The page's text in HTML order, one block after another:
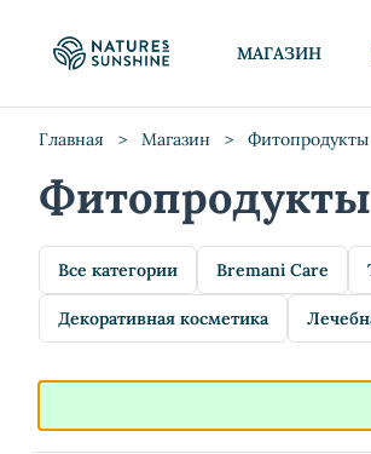
МАГАЗИН
Главная > Магазин > Фитопродукты
Фитопродукты
Все категории Bremani Care
Декоративная косметика